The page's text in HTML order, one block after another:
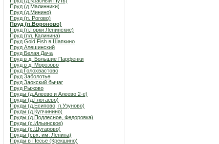
Пруд (д.Малинники)
Пруд (д.Минино)
Пруд (п. Рогово)
Пруд (п.Вороново)
Пруд (п.Горки Ленинские)
Пруд (пл. Калинина)
Пруд Gold Fish в Шапкино
Пруд Алешинский
Пруд Белая Дача
Пруд в д. Большие Парфенки
Пруд в д. Морозово
Пруд Голохвастово
Пруд Заболотье
Пруд Заокский бычаг
Пруд Рыжово
Пруды (д.Алеево и Алеево 2-е)
Пруды (д.Глотаево)
Пруды (д.Есипово, п.Узуново)
Пруды (д.Купчинино)
Пруды (д.Подлесное, Федоровка)
Пруды (с.Ильинское)
Пруды (с.Шугарово)
Пруды (свх. им. Ленина)
Пруды в Песье (Крекшино)